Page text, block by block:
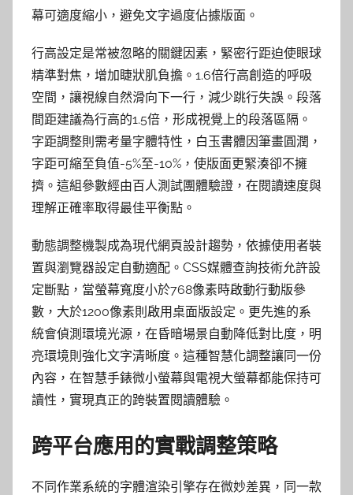
幕可適度縮小，避免文字過度佔據版面。
行高設定是常被忽略的關鍵因素，緊密行距迫使眼球
精準對焦，增加睫狀肌負擔。1.6倍行高創造的呼吸
空間，讓視線自然滑向下一行，減少跳行失誤。段落
間距建議為行高的1.5倍，形成視覺上的段落區隔。
字距調整則需考量字體特性，白玉書體因筆畫圓潤，
字距可縮至負值-5%至-10%，使版面更緊湊卻不擁
擠。這組參數經由百人測試團體驗證，在閱讀速度與
理解正確率取得最佳平衡點。
動態調整機製成為現代網頁設計趨勢，依據使用者裝
置與瀏覽器設定自動適配。CSS媒體查詢技術允許設
定斷點，當螢幕寬度小於768像素時啟動行動版參
數，大於1200像素則啟用桌面版設定。更先進的系
統會偵測環境光源，在昏暗場景自動降低對比度，明
亮環境則強化文字清晰度。這種智慧化調整讓同一份
內容，在智慧手錶微小螢幕與電視大螢幕都能保持可
讀性，實現真正的跨裝置閱讀體驗。
跨平台應用的實戰調整策略
不同作業系統的字體渲染引擎存在微妙差異，同一款